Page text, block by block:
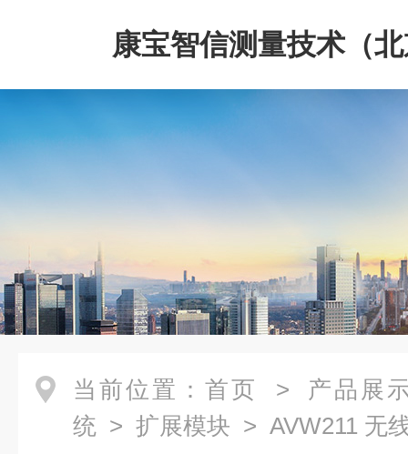
康宝智信测量技术（
限公司
当前位置： 首页 > 产品展
统 > 扩展模块 > AVW211 无